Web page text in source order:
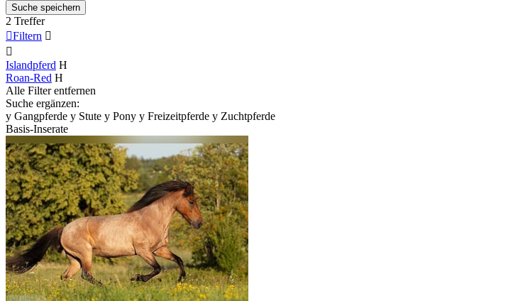
Suche speichern
2 Treffer
Filtern 

Islandpferd H
Roan-Red H
Alle Filter entfernen
Suche ergänzen:
y Gangpferde y Stute y Pony y Freizeitpferde y Zuchtpferde
Basis-Inserate